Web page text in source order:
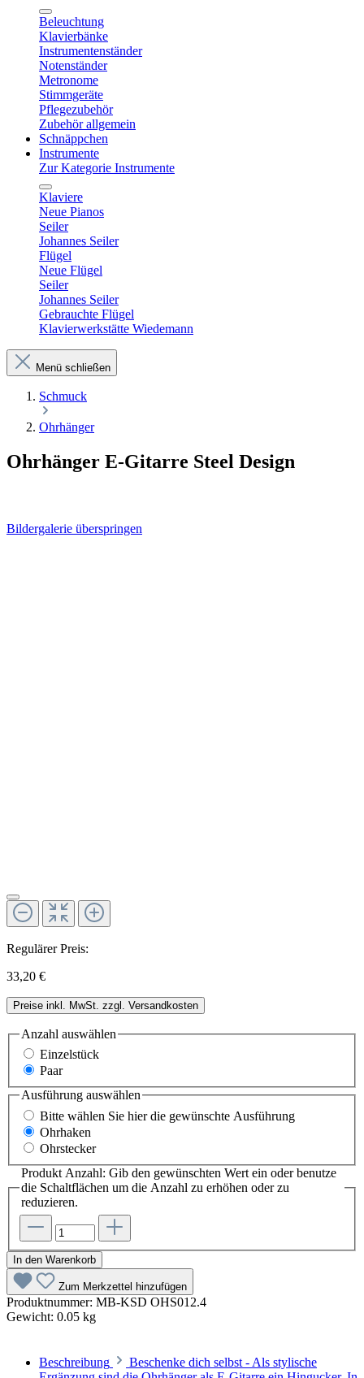
Beleuchtung
Klavierbänke
Instrumentenständer
Notenständer
Metronome
Stimmgeräte
Pflegezubehör
Zubehör allgemein
Schnäppchen
Instrumente
Zur Kategorie Instrumente
Klaviere
Neue Pianos
Seiler
Johannes Seiler
Flügel
Neue Flügel
Seiler
Johannes Seiler
Gebrauchte Flügel
Klavierwerkstätte Wiedemann
Menü schließen
Schmuck
Ohrhänger
Ohrhänger E-Gitarre Steel Design
Bildergalerie überspringen
Regulärer Preis:
33,20 €
Preise inkl. MwSt. zzgl. Versandkosten
Anzahl auswählen
Einzelstück
Paar
Ausführung auswählen
Bitte wählen Sie hier die gewünschte Ausführung
Ohrhaken
Ohrstecker
Produkt Anzahl: Gib den gewünschten Wert ein oder benutze
die Schaltflächen um die Anzahl zu erhöhen oder zu
reduzieren.
In den Warenkorb
Zum Merkzettel hinzufügen
Produktnummer: MB-KSD OHS012.4
Gewicht: 0.05 kg
Beschreibung
Beschenke dich selbst - Als stylische